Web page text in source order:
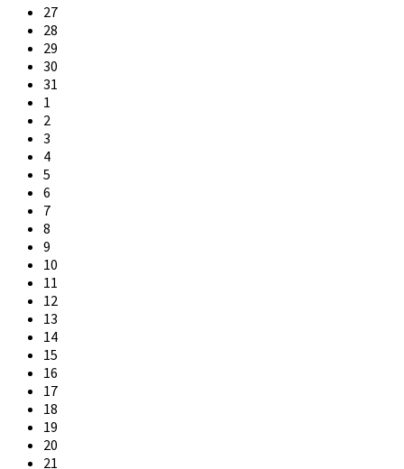
Skip
calendar
days
27
28
29
30
31
1
2
3
4
5
6
7
8
9
10
11
12
13
14
15
16
17
18
19
20
21